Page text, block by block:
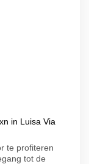
in Luisa Via
te profiteren
tot de